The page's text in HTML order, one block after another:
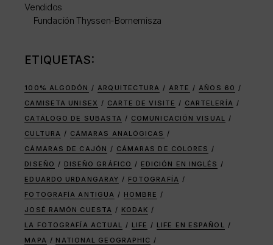
Vendidos
Fundación Thyssen-Bornemisza
ETIQUETAS:
100% ALGODÓN ARQUITECTURA ARTE
AÑOS 60
CAMISETA UNISEX
CARTE DE VISITE
CARTELERÍA
CATÁLOGO DE SUBASTA
COMUNICACIÓN VISUAL
CULTURA
CÁMARAS ANALÓGICAS
CÁMARAS DE CAJÓN
CÁMARAS DE COLORES
DISEÑO
DISEÑO GRÁFICO
EDICIÓN EN INGLÉS
EDUARDO URDANGARAY
FOTOGRAFÍA
FOTOGRAFÍA ANTIGUA
HOMBRE
JOSÉ RAMÓN CUESTA
KODAK
LA FOTOGRAFÍA ACTUAL
LIFE
LIFE EN ESPAÑOL
MAPA
NATIONAL GEOGRAPHIC